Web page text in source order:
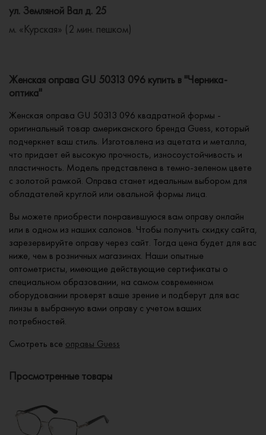
ул. Земляной Вал д. 25
м. «Курская» (2 мин. пешком)
Женская оправа GU 50313 096 купить в "Черника-
оптика"
Женская оправа GU 50313 096 квадратной формы -
оригинальный товар американского бренда Guess, который
подчеркнет ваш стиль. Изготовлена из ацетата и металла,
что придает ей высокую прочность, износоустойчивость и
пластичность. Модель представлена в темно-зеленом цвете
с золотой рамкой. Оправа станет идеальным выбором для
обладателей круглой или овальной формы лица.
Вы можете приобрести понравившуюся вам оправу онлайн
или в одном из наших салонов. Чтобы получить скидку сайта,
зарезервируйте оправу через сайт. Тогда цена будет для вас
ниже, чем в розничных магазинах. Наши опытные
оптометристы, имеющие действующие сертификаты о
специальном образовании, на самом современном
оборудовании проверят ваше зрение и подберут для вас
линзы в выбранную вами оправу с учетом ваших
потребностей.
Смотреть все оправы Guess
Просмотренные товары